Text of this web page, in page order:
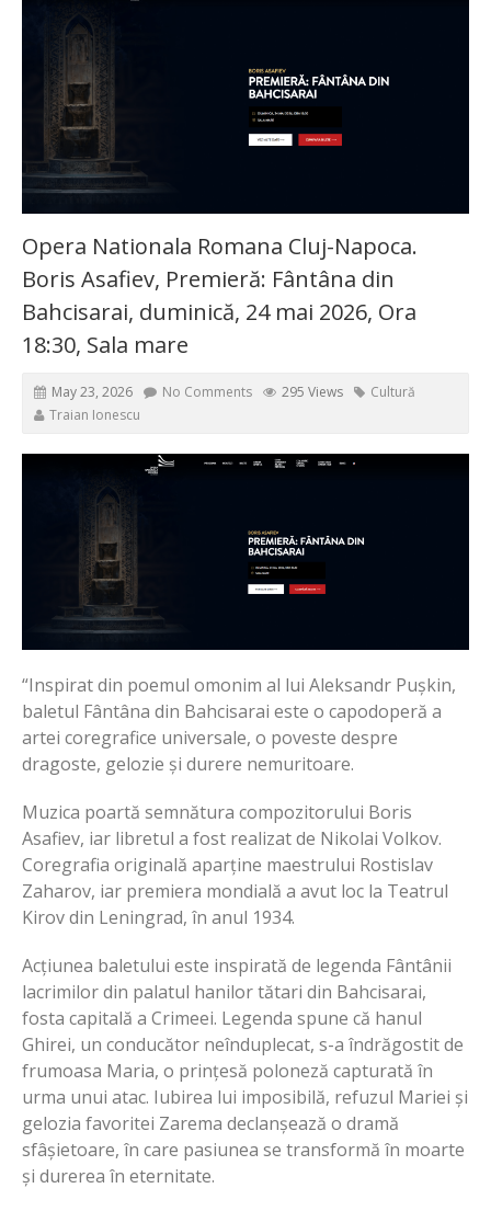
Opera Nationala Romana Cluj-Napoca.
Boris Asafiev, Premieră: Fântâna din
Bahcisarai, duminică, 24 mai 2026, Ora
18:30, Sala mare
May 23, 2026 No Comments 295 Views
Cultură
Traian Ionescu
“Inspirat din poemul omonim al lui Aleksandr Pușkin,
baletul Fântâna din Bahcisarai este o capodoperă a
artei coregrafice universale, o poveste despre
dragoste, gelozie și durere nemuritoare.
Muzica poartă semnătura compozitorului Boris
Asafiev, iar libretul a fost realizat de Nikolai Volkov.
Coregrafia originală aparține maestrului Rostislav
Zaharov, iar premiera mondială a avut loc la Teatrul
Kirov din Leningrad, în anul 1934.
Acțiunea baletului este inspirată de legenda Fântânii
lacrimilor din palatul hanilor tătari din Bahcisarai,
fosta capitală a Crimeei. Legenda spune că hanul
Ghirei, un conducător neînduplecat, s-a îndrăgostit de
frumoasa Maria, o prințesă poloneză capturată în
urma unui atac. Iubirea lui imposibilă, refuzul Mariei și
gelozia favoritei Zarema declanșează o dramă
sfâșietoare, în care pasiunea se transformă în moarte
și durerea în eternitate.